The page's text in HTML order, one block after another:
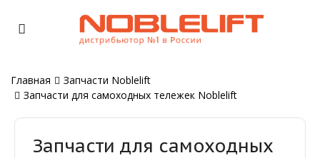
Главная
Запчасти Noblelift
Запчасти для самоходных тележек Noblelift
Запчасти для самоходных